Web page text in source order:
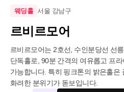
웨딩홀 서울 강남구
르비르모어
르비르모어는 2호선, 수인분당선 선
단독홀로, 90분 간격의 여유롭고 프
가능합니다. 특히 핑크톤의 밝은홀은
화려한 분위기가 돋보입니다.